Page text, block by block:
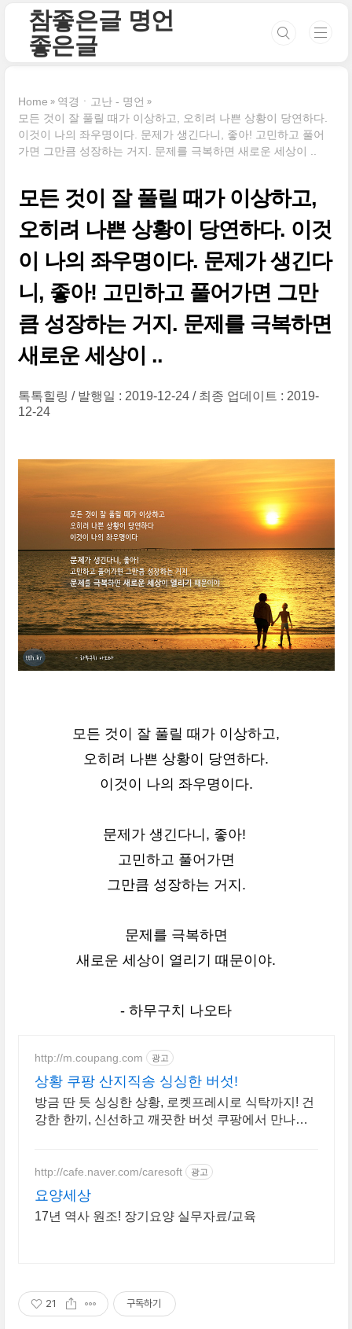
참좋은글 명언
좋은글
Home
역경ㆍ고난 - 명언
모든 것이 잘 풀릴 때가 이상하고, 오히려 나쁜 상황이 당연하다.
이것이 나의 좌우명이다. 문제가 생긴다니, 좋아! 고민하고 풀어
가면 그만큼 성장하는 거지. 문제를 극복하면 새로운 세상이 ..
모든 것이 잘 풀릴 때가 이상하고,
오히려 나쁜 상황이 당연하다. 이것
이 나의 좌우명이다. 문제가 생긴다
니, 좋아! 고민하고 풀어가면 그만
큼 성장하는 거지. 문제를 극복하면
새로운 세상이 ..
톡톡힐링 발행일 : 2019-12-24
최종 업데이트 : 2019-
12-24
모든 것이 잘 풀릴 때가 이상하고,
오히려 나쁜 상황이 당연하다.
이것이 나의 좌우명이다.
문제가 생긴다니, 좋아!
고민하고 풀어가면
그만큼 성장하는 거지.
문제를 극복하면
새로운 세상이 열리기 때문이야.
- 하무구치 나오타
http://m.coupang.com 광고
상황 쿠팡 산지직송 싱싱한 버섯!
방금 딴 듯 싱싱한 상황, 로켓프레시로 식탁까지! 건
강한 한끼, 신선하고 깨끗한 버섯 쿠팡에서 만나보
http://cafe.naver.com/caresoft 광고
요양세상
17년 역사 원조! 장기요양 실무자료/교육
21 구독하기